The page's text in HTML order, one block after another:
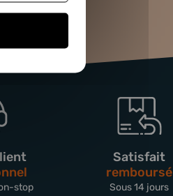
stop
Satisfait
remboursé
Sous 14 jours